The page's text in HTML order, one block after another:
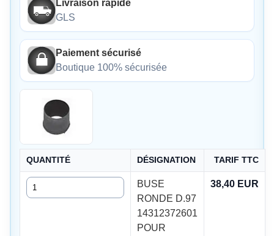
Livraison rapide
GLS
Paiement sécurisé
Boutique 100% sécurisée
QUANTITÉ DÉSIGNATION TARIF TTC
Quantité
BUSE
RONDE D.97
14312372601
POUR
38,40 EUR